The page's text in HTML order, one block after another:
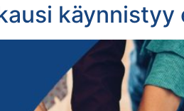
käynnistyy